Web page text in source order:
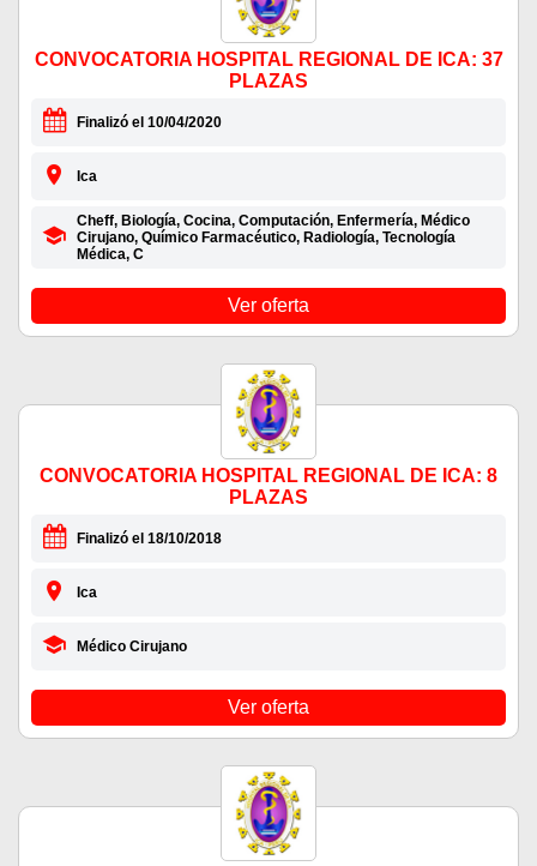
CONVOCATORIA HOSPITAL REGIONAL DE ICA: 37
PLAZAS
Finalizó el 10/04/2020
Ica
Cheff, Biología, Cocina, Computación, Enfermería, Médico
Cirujano, Químico Farmacéutico, Radiología, Tecnología
Médica, C
Ver oferta
CONVOCATORIA HOSPITAL REGIONAL DE ICA: 8
PLAZAS
Finalizó el 18/10/2018
Ica
Médico Cirujano
Ver oferta